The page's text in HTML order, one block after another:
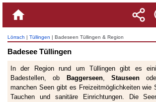
Lörrach | Tüllingen | Badeseen Tüllingen & Region
Badesee Tüllingen
In der Region rund um Tüllingen gibt es
Badestellen, ob
Baggerseen,Stauseen
manchen Seen gibt es Freizeitmöglichkeiten wie
Tauchen und sanitäre Einrichtungen. Die